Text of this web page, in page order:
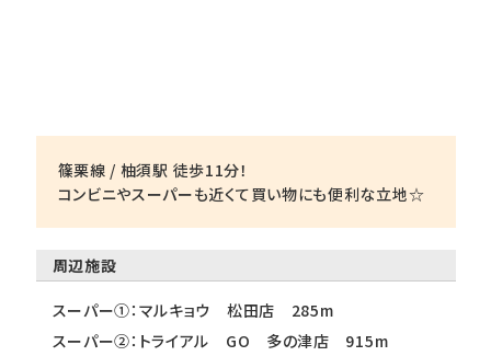
篠栗線 / 柚須駅 徒歩11分！
コンビニやスーパーも近くて買い物にも便利な立地☆
周辺施設
スーパー①：マルキョウ 松田店 285m
スーパー②：トライアル GO 多の津店 915m